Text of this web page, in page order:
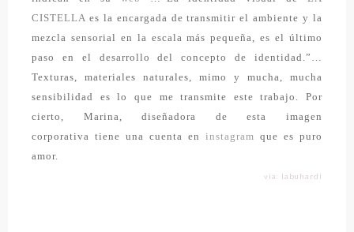
CISTELLA es la encargada de transmitir el ambiente y la
mezcla sensorial en la escala más pequeña, es el último
paso en el desarrollo del concepto de identidad.”…
Texturas, materiales naturales, mimo y mucha, mucha
sensibilidad es lo que me transmite este trabajo. Por
cierto, Marina, diseñadora de esta imagen
corporativa tiene una cuenta en instagram que es puro
amor.
vía: labuhardi